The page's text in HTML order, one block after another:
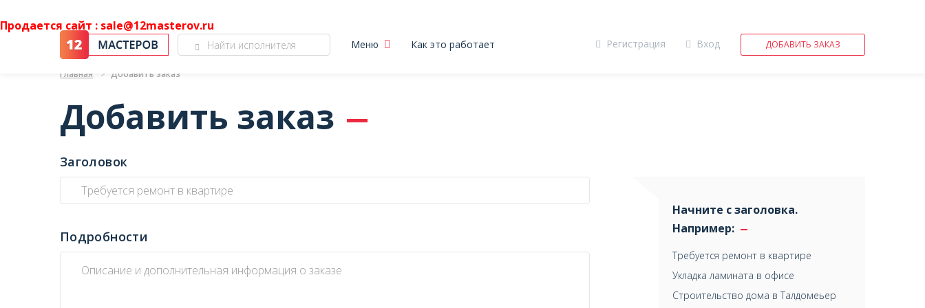
Продается сайт : sale@12masterov.ru
Регистрация Вход ДОБАВИТЬ ЗАКАЗ
Меню Как это работает
Главная Добавить заказ
Добавить заказ
Заголовок
Подробности
Начните с заголовка.
Например:
Требуется ремонт в квартире
Укладка ламината в офисе
Строительство дома в Талдомеьер